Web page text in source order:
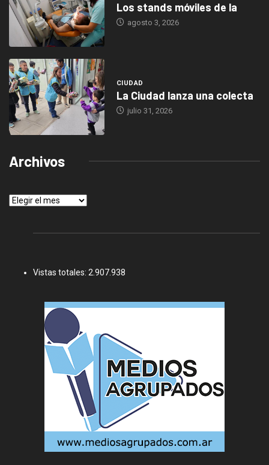
Los stands móviles de la
agosto 3, 2026
CIUDAD
La Ciudad lanza una colecta
julio 31, 2026
Archivos
Archivos
Vistas totales: 2.907.938